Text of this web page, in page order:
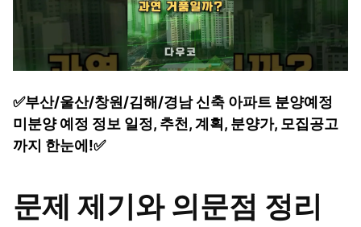
✅부산/울산/창원/김해/경남 신축 아파트 분양예정
미분양 예정 정보 일정, 추천, 계획, 분양가, 모집공고
까지 한눈에!✅
문제 제기와 의문점 정리